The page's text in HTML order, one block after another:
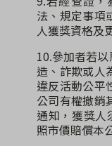
法、規定事項
人獲獎資格及
10.參加者若
造、詐欺或人
違反活動公平
公司有權撤銷
通知，獲獎人
照市價賠償本